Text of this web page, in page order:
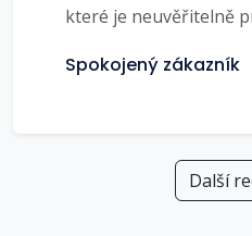
které je neuvěřitelně
Spokojený zákazník
Další